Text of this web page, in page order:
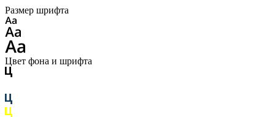
Размер шрифта
Цвет фона и шрифта